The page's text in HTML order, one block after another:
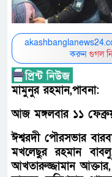
করুনগুগল
মামুনুর রহমান,পাবনা:
আজ মঙ্গলবার ১১
ঈশ্বরদী পৌরসভার
মখলেছুর রহমান
আখতারুজ্জামান